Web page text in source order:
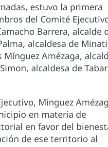
estuvo la primera
del Comité
Barrera, alcalde
alcaldesa de
Amézaga,
alcaldesa de
Mínguez
en materia de
en favor del
de ese territorio al